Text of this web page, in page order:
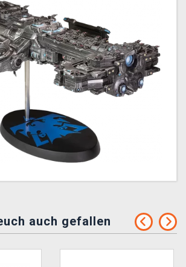
auch gefallen